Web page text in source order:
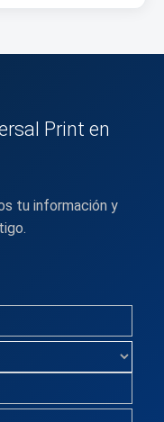
Print en
tu información y